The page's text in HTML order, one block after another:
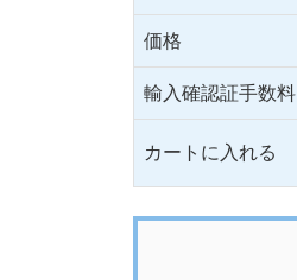
価格
輸入確認証手数料
カートに入れる